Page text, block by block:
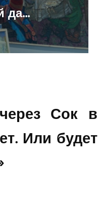
почти 4 млн рублей.
(ВИДЕО)
сбившего на
да...
Сок в
Или будет